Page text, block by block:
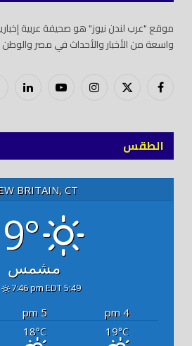
موقع "عرب لندن نيوز" هو صحيفة عربية
واسعة من الأخبار والأحداث في مصر والوطن
فيسبوكX
إنستغراميوتيوب لينكدود
الطقس
BRITAIN, CT
مشمس
5:49 am
7:46 pm EDT
4 pm
5 pm
19°C
18°C